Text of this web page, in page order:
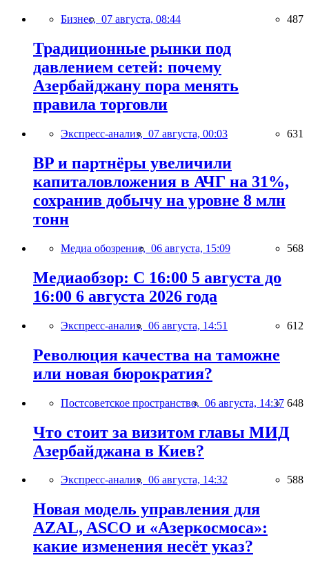
Бизнес, 07 августа, 08:44 487
Традиционные рынки под
давлением сетей: почему
Азербайджану пора менять
правила торговли
Экспресс-анализ, 07 августа, 00:03 631
BP и партнёры увеличили
капиталовложения в АЧГ на 31%,
сохранив добычу на уровне 8 млн
тонн
Медиа обозрение, 06 августа, 15:09 568
Медиаобзор: С 16:00 5 августа до
16:00 6 августа 2026 года
Экспресс-анализ, 06 августа, 14:51 612
Революция качества на таможне
или новая бюрократия?
Постсоветское пространство, 06 августа, 14:37 648
Что стоит за визитом главы МИД
Азербайджана в Киев?
Экспресс-анализ, 06 августа, 14:32 588
Новая модель управления для
AZAL, ASCO и «Азеркосмоса»:
какие изменения несёт указ?